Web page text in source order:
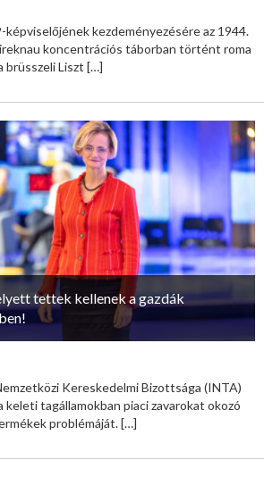
képviselőjének kezdeményezésére az 1944.
koncentrációs táborban történt roma
brüsszeli Liszt […]
tettek kellenek a gazdák
Kereskedelmi Bizottsága (INTA)
tagállamokban piaci zavarokat okozó
problémáját.[…]